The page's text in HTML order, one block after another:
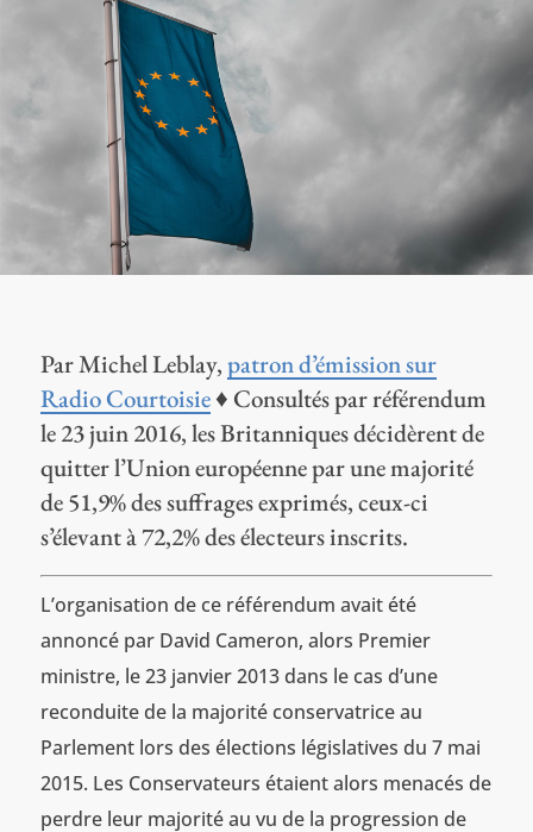
Par Michel Leblay,patron d’émission sur
Radio Courtoisie♦ Consultés par référendum
le 23 juin 2016, les Britanniques décidèrent de
quitter l’Union européenne par une majorité
de 51,9% des suffrages exprimés, ceux-ci
s’élevant à 72,2% des électeurs inscrits.
L’organisation de ce référendum avait été
annoncé par David Cameron, alors Premier
ministre, le 23 janvier 2013 dans le cas d’une
reconduite de la majorité conservatrice au
Parlement lors des élections législatives du 7 mai
2015. Les Conservateurs étaient alors menacés de
perdre leur majorité au vu de la progression de